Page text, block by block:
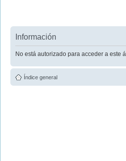
Información
No está autorizado para acceder a este
Índice general